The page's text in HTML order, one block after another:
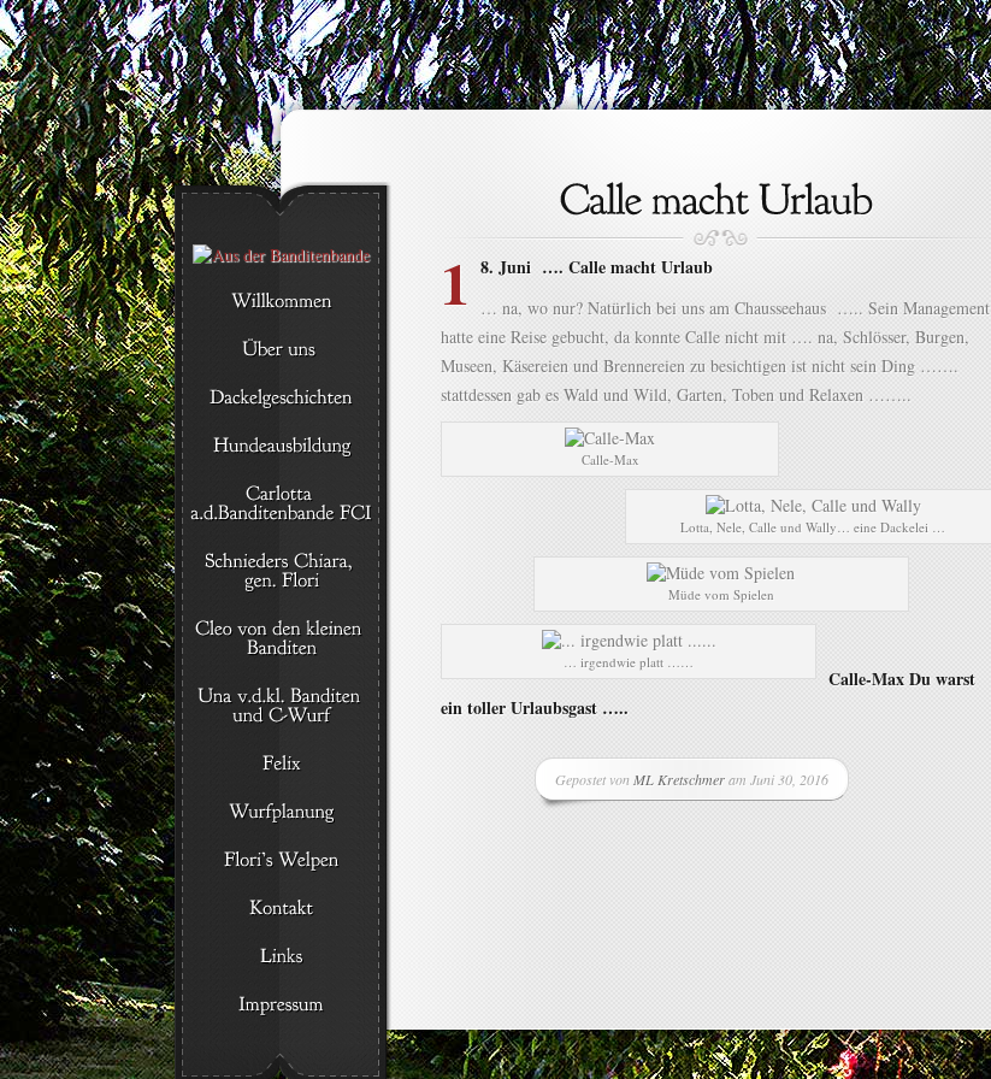
1 8. Juni …. Calle macht Urlaub
… na, wo nur? Natürlich bei uns am Chausseehaus ….. Sein Management
hatte eine Reise gebucht, da konnte Calle nicht mit …. na, Schlösser, Burgen,
Museen, Käsereien und Brennereien zu besichtigen ist nicht sein Ding …….
stattdessen gab es Wald und Wild, Garten, Toben und Relaxen ……..
Calle-Max
Lotta, Nele, Calle und Wally… eine Dackelei …
Müde vom Spielen
… irgendwie platt ……
Calle-Max Du warst
ein toller Urlaubsgast …..
Gepostet von ML Kretschmeram Juni 30, 2016